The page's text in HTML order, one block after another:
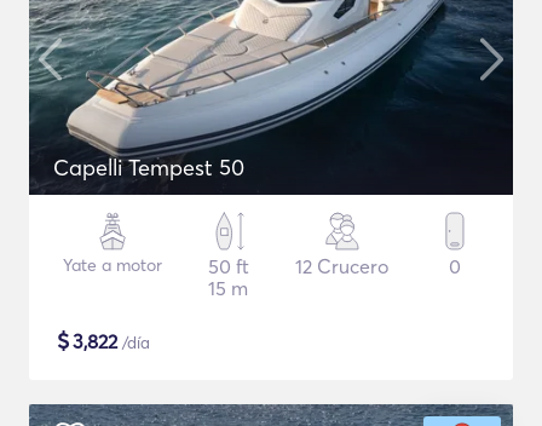
Capelli Tempest 50
Yate a motor
50 ft
15 m
12 Crucero 0
$3,822/día